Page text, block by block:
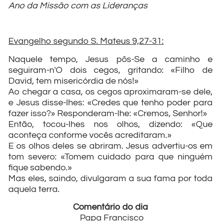
Ano da Missão com as Lideranças
Evangelho segundo S. Mateus 9,27-31:
Naquele tempo, Jesus pôs-Se a caminho e
seguiram-n'O dois cegos, gritando: «Filho de
David, tem misericórdia de nós!»
Ao chegar a casa, os cegos aproximaram-se dele,
e Jesus disse-lhes: «Credes que tenho poder para
fazer isso?» Responderam-lhe: «Cremos, Senhor!»
Então, tocou-lhes nos olhos, dizendo: «Que
aconteça conforme vocês acreditaram.»
E os olhos deles se abriram. Jesus advertiu-os em
tom severo: «Tomem cuidado para que ninguém
fique sabendo.»
Mas eles, saindo, divulgaram a sua fama por toda
aquela terra.
Comentário do dia
Papa Francisco